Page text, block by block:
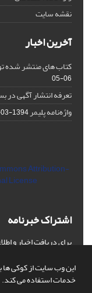
این وب سایت از کوکی ها
خدمات استفاده می کند.
نقشه سایت
آخرین اخبار
کتاب های منتشر شده
06-05
تعرفه انتشار آگهی در
واژه‌نامه پلیمر1394-03-05
Attribution-
License
اشتراک خبرنامه
برای دریافت اخبار و